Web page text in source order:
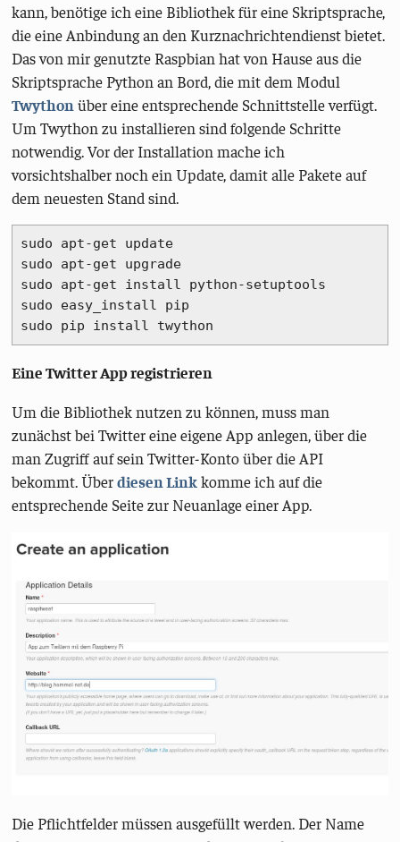
kann, benötige ich eine Bibliothek für eine Skriptsprache,
die eine Anbindung an den Kurznachrichtendienst bietet.
Das von mir genutzte Raspbian hat von Hause aus die
Skriptsprache Python an Bord, die mit dem Modul
Twython über eine entsprechende Schnittstelle verfügt.
Um Twython zu installieren sind folgende Schritte
notwendig. Vor der Installation mache ich
vorsichtshalber noch ein Update, damit alle Pakete auf
dem neuesten Stand sind.
sudo apt-get update
sudo apt-get upgrade
sudo apt-get install python-setuptools
sudo easy_install pip
sudo pip install twython
Eine Twitter App registrieren
Um die Bibliothek nutzen zu können, muss man
zunächst bei Twitter eine eigene App anlegen, über die
man Zugriff auf sein Twitter-Konto über die API
bekommt. Überdiesen Linkkomme ich auf die
entsprechende Seite zur Neuanlage einer App.
Die Pflichtfelder müssen ausgefüllt werden. Der Name